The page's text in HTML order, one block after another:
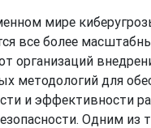
мире
все более
организаций
методологий для
и эффективности
Одним из